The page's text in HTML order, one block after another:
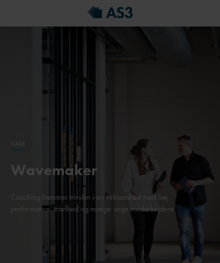
CASE
Wavemaker
Coaching fremmer trivslen i en virksomhed med høj
performance, travlhed og mange unge medarbejdere